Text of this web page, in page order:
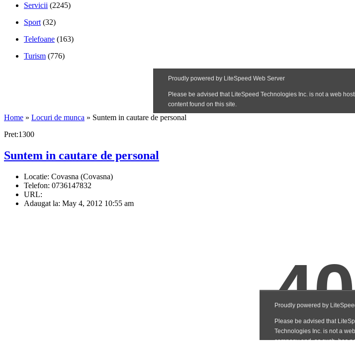
Servicii (2245)
Sport (32)
Telefoane (163)
Turism (776)
Home » Locuri de munca » Suntem in cautare de personal
Pret:1300
Suntem in cautare de personal
Locatie: Covasna (Covasna)
Telefon: 0736147832
URL:
Adaugat la: May 4, 2012 10:55 am